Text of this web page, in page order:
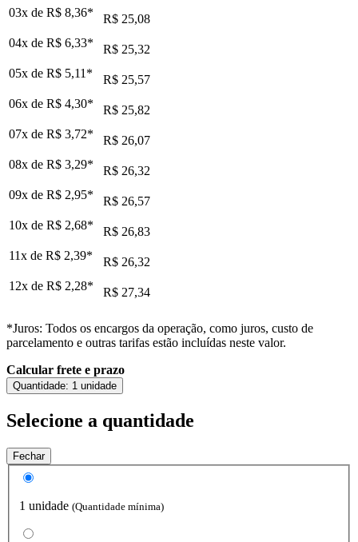
03x de R$ 8,36*
R$ 25,08
04x de R$ 6,33*
R$ 25,32
05x de R$ 5,11 *
R$ 25,57
06x de R$ 4,30*
R$ 25,82
07x de R$ 3,72*
R$ 26,07
08x de R$ 3,29*
R$ 26,32
09x de R$ 2,95*
R$ 26,57
10x de R$ 2,68*
R$ 26,83
11x de R$ 2,39*
R$ 26,32
12x de R$ 2,28* R$ 27,34
*Juros: Todos os encargos da operação, como juros, custo de
parcelamento e outras tarifas estão incluídas neste valor.
Calcular frete e prazo
Quantidade: 1 unidade
Selecione a quantidade
Fechar
1 unidade (Quantidade mínima)